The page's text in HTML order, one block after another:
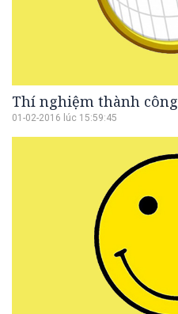
Thí nghiệm thành công
01-02-2016 lúc 15:59:45